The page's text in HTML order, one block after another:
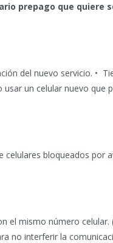
prepago que quiere
del nuevo servicio. •
un celular nuevo que
bloqueados por
el mismo número celular.
no interferir la